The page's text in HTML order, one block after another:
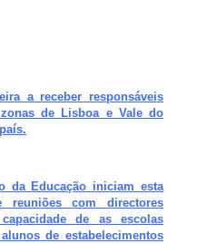
a receber responsáveis
de Lisboa e Vale do
da Educação iniciam esta
reuniões com directores
de as escolas
de estabelecimentos